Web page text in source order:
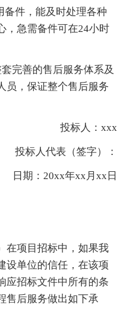
件，能及时处理各种
，急需备件可在24小时
完善的售后服务体系及
员，保证整个售后服务
投标人：xxx
投标人代表（签字）：
期：20xx年xx月xx日
项目招标中，如果我
设单位的信任，在该项
应招标文件中所有的条
售后服务做出如下承